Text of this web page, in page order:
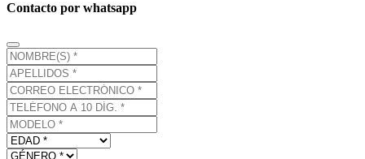
Contacto por whatsapp